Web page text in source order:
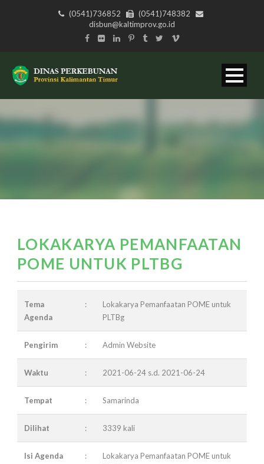
(0541)736852
(0541)748382
disbun@kaltimprov.go.id
LOKAKARYA PEMANFAATAN
POME UNTUK PLTBG
Tema
Agenda
:
Lokakarya Pemanfaatan POME untuk
PLTBg
Pengirim : Admin Website
Waktu : 2021-06-24 s.d. 2021-06-24
Tempat : Samarinda
Dilihat : 3339 kali
Isi Agenda :
Lokakarya Pemanfaatan POME untuk